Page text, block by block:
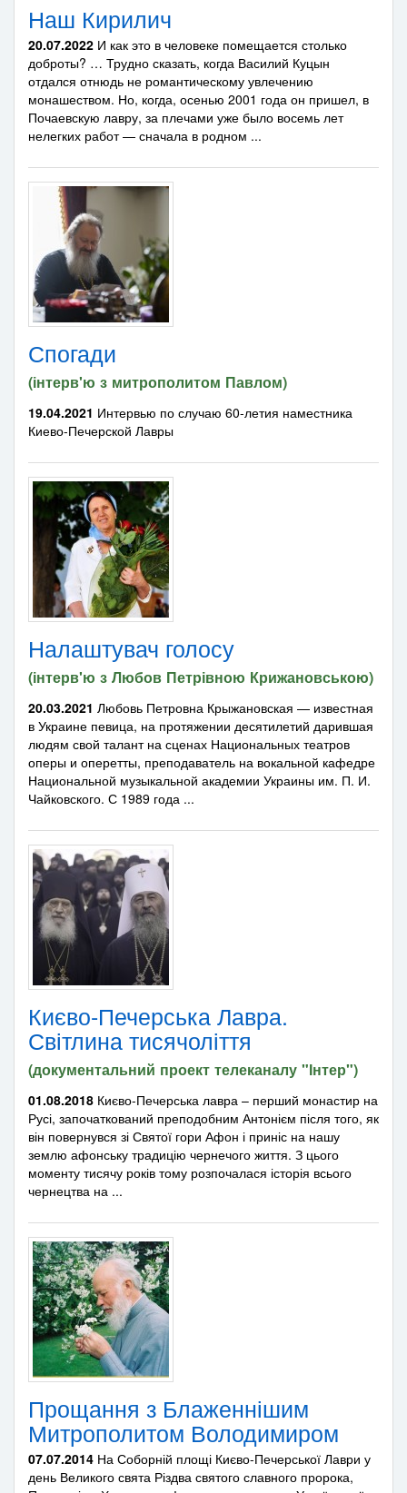
Наш Кирилич
20.07.2022 И как это в человеке помещается столько
доброты? … Трудно сказать, когда Василий Куцын
отдался отнюдь не романтическому увлечению
монашеством. Но, когда, осенью 2001 года он пришел, в
Почаевскую лавру, за плечами уже было восемь лет
нелегких работ — сначала в родном ...
Спогади
(інтерв'ю з митрополитом Павлом)
19.04.2021 Интервью по случаю 60-летия наместника
Киево-Печерской Лавры
Налаштувач голосу
(інтерв'ю з Любов Петрівною Крижановською)
20.03.2021 Любовь Петровна Крыжановская — известная
в Украине певица, на протяжении десятилетий дарившая
людям свой талант на сценах Национальных театров
оперы и оперетты, преподаватель на вокальной кафедре
Национальной музыкальной академии Украины им. П. И.
Чайковского. С 1989 года ...
Києво-Печерська Лавра.
Світлина тисячоліття
(документальний проект телеканалу "Інтер")
01.08.2018 Києво-Печерська лавра – перший монастир на
Русі, започаткований преподобним Антонієм після того, як
він повернувся зі Святої гори Афон і приніс на нашу
землю афонську традицію чернечого життя. З цього
моменту тисячу років тому розпочалася історія всього
чернецтва на ...
Прощання з Блаженнішим
Митрополитом Володимиром
07.07.2014 На Соборній площі Києво-Печерської Лаври у
день Великого свята Різдва святого славного пророка,